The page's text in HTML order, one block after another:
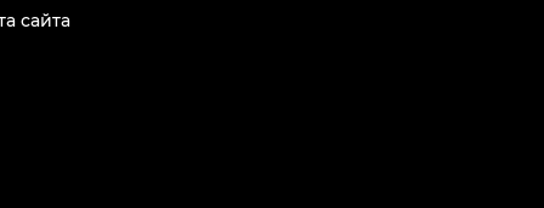
сайта